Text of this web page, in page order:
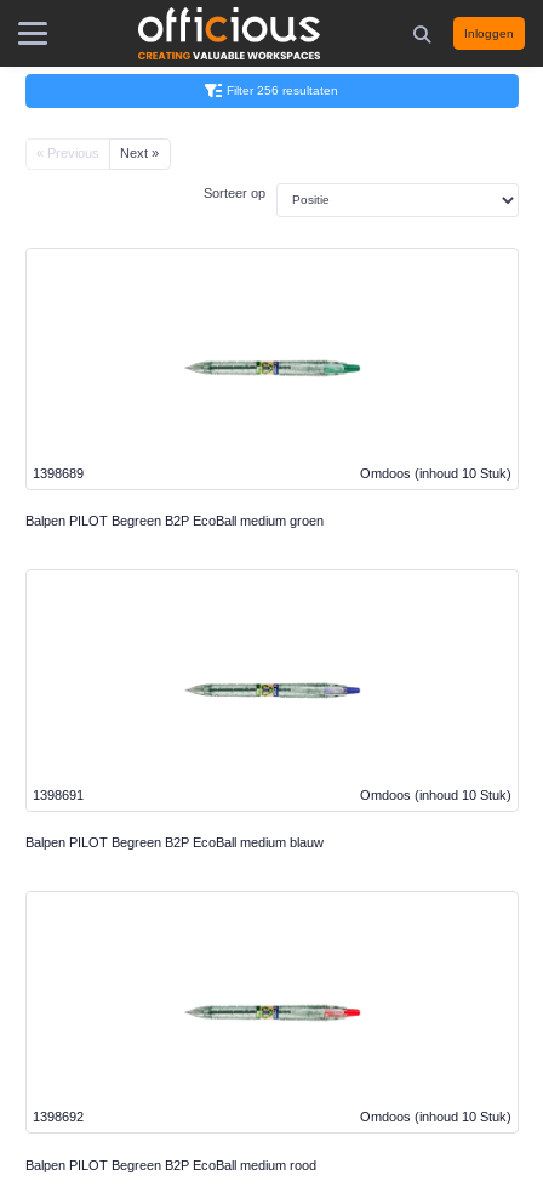
Inloggen
Filter 256 resultaten
« Previous Next »
Sorteer op
Omdoos (inhoud 10 Stuk)
1398689
Balpen PILOT Begreen B2P EcoBall medium groen
Omdoos (inhoud 10 Stuk)
1398691
Balpen PILOT Begreen B2P EcoBall medium blauw
Omdoos (inhoud 10 Stuk)
1398692
Balpen PILOT Begreen B2P EcoBall medium rood